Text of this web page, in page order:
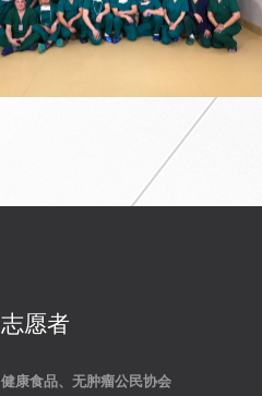
志愿者
健康食品、无肿瘤公民协会